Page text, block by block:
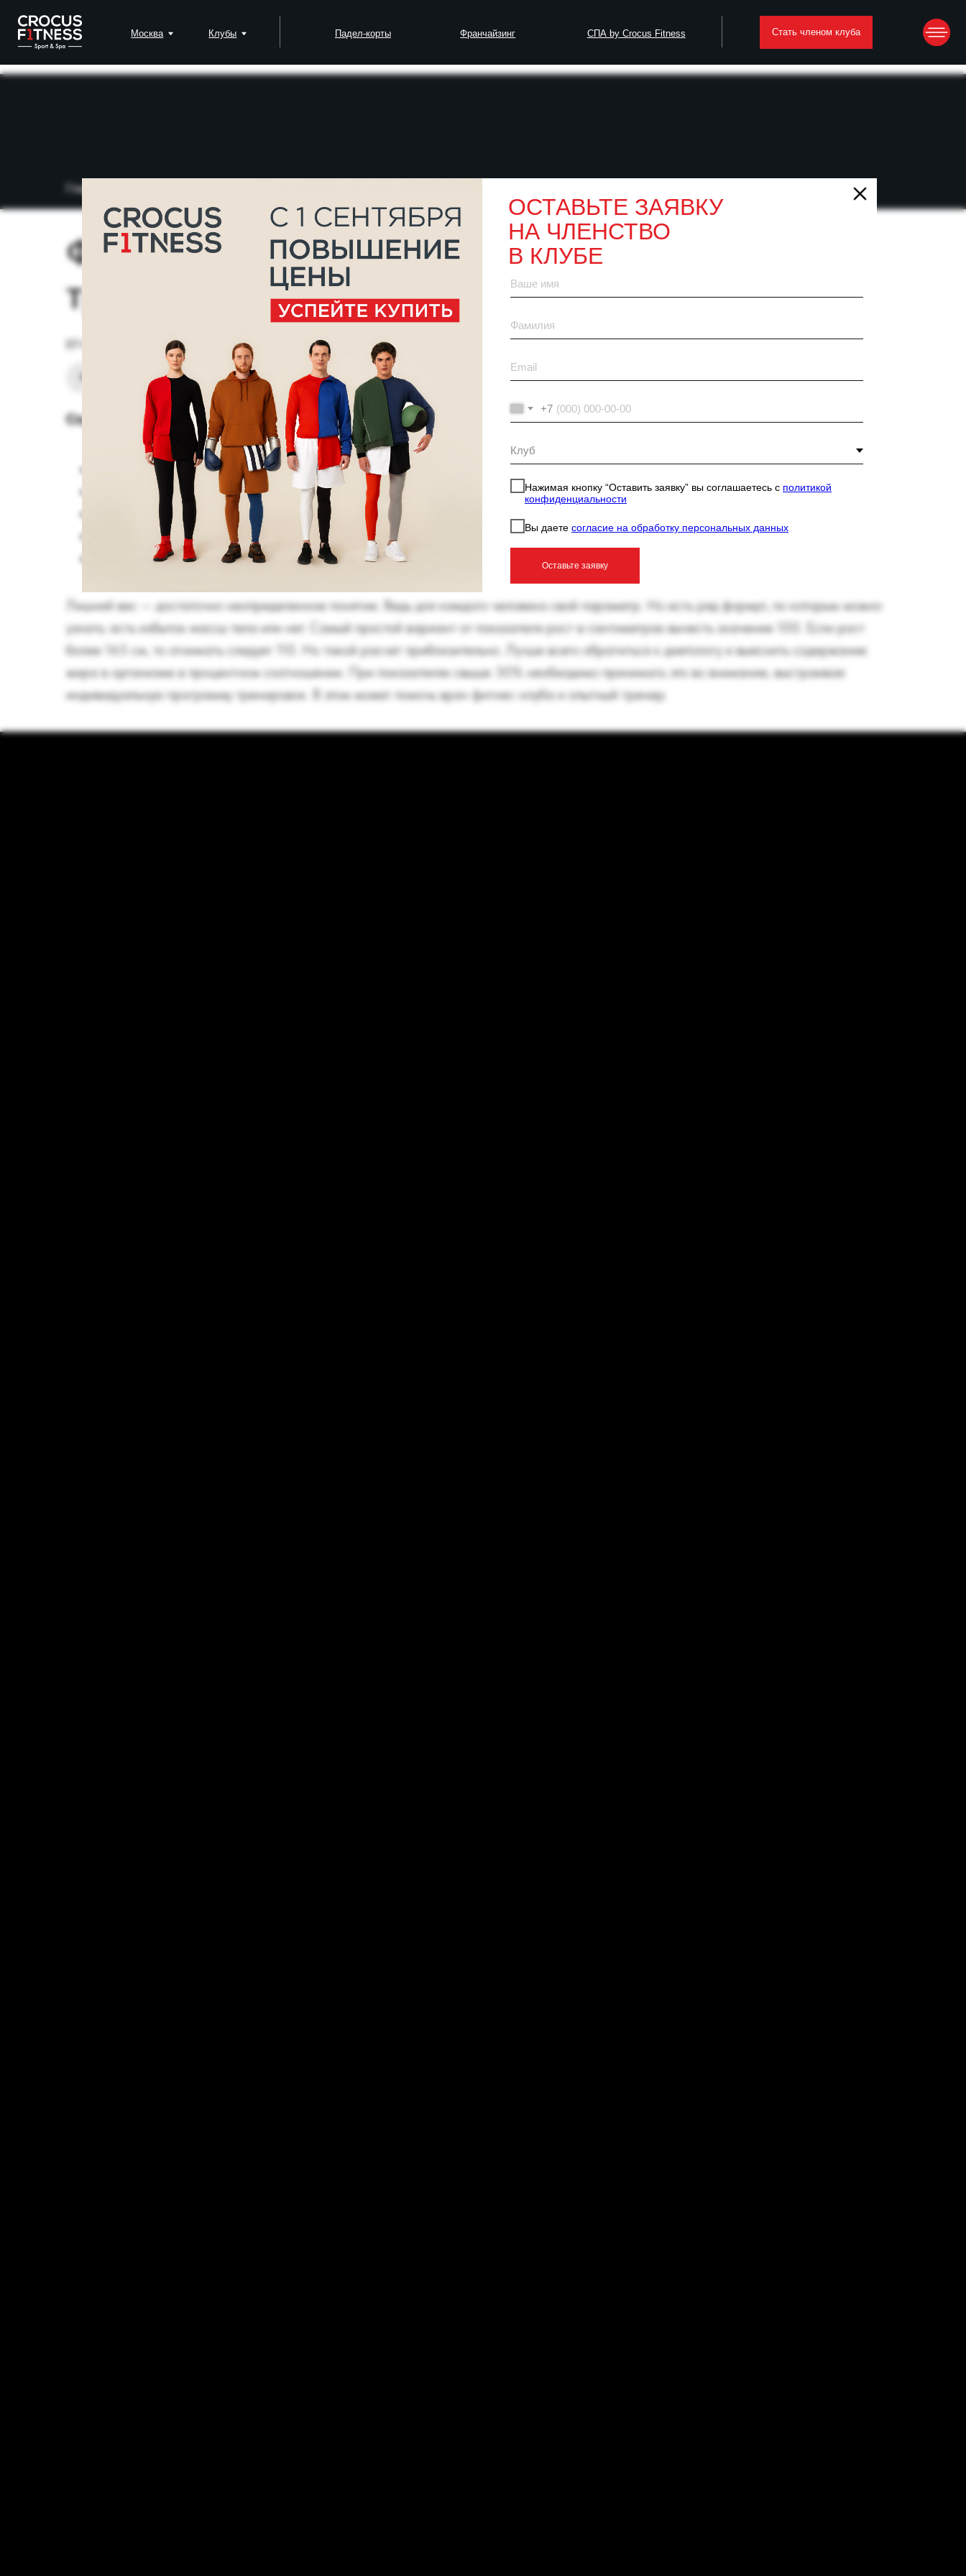
СПА by Crocus Fitness
Франчайзинг
Клубы Падел-корты
Москва
+7
Нажимая кнопку “Оставить заявку” вы соглашаетесь с политикой
конфиденциальности
Вы даете согласие на обработку персональных данных
Оставьте заявку
ОСТАВЬТЕ ЗАЯВКУ
НА ЧЛЕНСТВО
В КЛУБЕ
Главная
Фитнес для полных: как правильно
тренироваться при лишнем весе
Советы
Содержание:
Понятие лишнего веса и его опасность для человека
Важность тренировок для полных
С каких видов тренировок начать занятия
Как правильно заниматься
Общие советы
Лишний вес — достаточно неопределенное понятие. Ведь для каждого человека свой параметр. Но есть ряд формул, по которым можно
узнать: есть избыток массы тела или нет. Самый простой вариант от показателя рост в сантиметрах вычесть значение 100. Если рост
более 165 см, то отнимать следует 110. Но такой расчет приблизительно. Лучше всего обратиться к диетологу и выяснить содержание
жира в организме в процентном соотношении. При показателях свыше 30% необходимо принимать это во внимание, выстраивая
индивидуальную программу тренировок. В этом может помочь врач фитнес-клуба и опытный тренер.